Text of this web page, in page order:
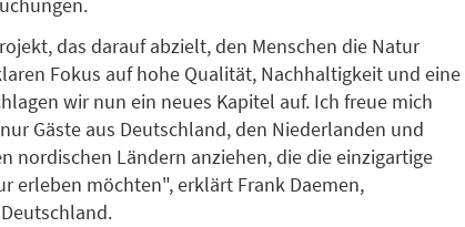
das darauf abzielt, den Menschen die Natur
Fokus auf hohe Qualität, Nachhaltigkeit und eine
wir nun ein neues Kapitel auf. Ich freue mich
Gäste aus Deutschland, den Niederlanden und
nordischen Ländern anziehen, die die einzigartige
erleben möchten", erklärt Frank Daemen,